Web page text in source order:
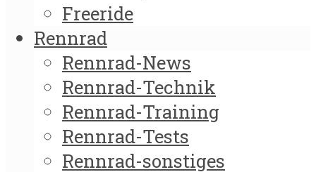
Freeride
Rennrad
Rennrad-News
Rennrad-Technik
Rennrad-Training
Rennrad-Tests
Rennrad-sonstiges